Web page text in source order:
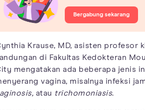
Bergabung sekarang
Krause, MD, asisten profesor
di Fakultas Kedokteran
mengatakan ada beberapa jenis
vagina, misalnya infeksi
atau trichomoniasis.